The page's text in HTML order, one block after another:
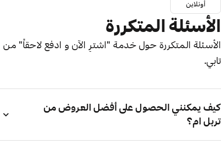
أونلاين
الأسئلة المتكررة
الأسئلة المتكررة حول خدمة "اشترِ الآن و ادفع لاحقاً" من
تابي.
كيف يمكنني الحصول على أفضل العروض من
تربل ام؟